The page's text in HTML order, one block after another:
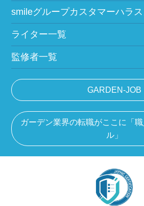
smileグループカスタマーハラ
ライター一覧
監修者一覧
GARDEN-JOB
ガーデン業界の転職がここに「
ル」